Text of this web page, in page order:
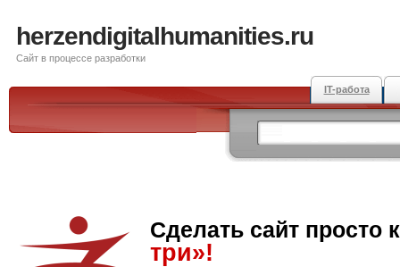
herzendigitalhumanities.ru
Сайт в процессе разработки
IT-работа
Сделать сайт просто
три»!